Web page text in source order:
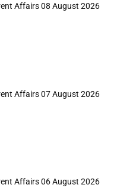
Affairs 08 August 2026
Affairs 07 August 2026
Affairs 06 August 2026